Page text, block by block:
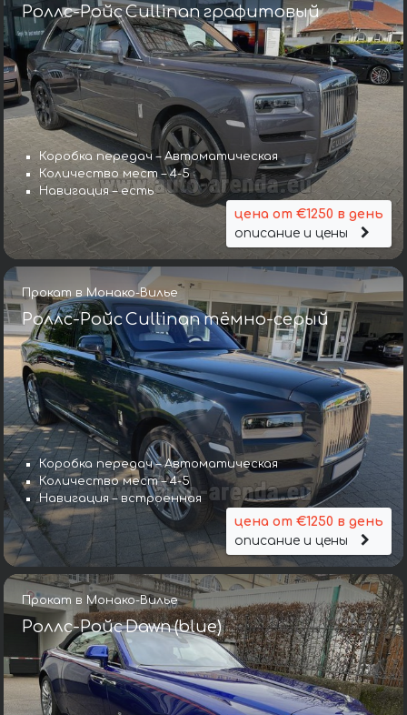
Роллс-Ройс Cullinan графитовый
Коробка передач – Автоматическая
Количество мест – 4-5
Навигация – есть
цена от €1250 в день
описание и цены
Прокат в Монако-Вилье
Роллс-Ройс Cullinan тёмно-серый
Коробка передач – Автоматическая
Количество мест – 4-5
Навигация – встроенная
цена от €1250 в день
описание и цены
Прокат в Монако-Вилье
Роллс-Ройс Dawn (blue)